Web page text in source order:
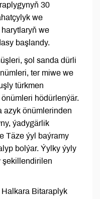
30
we
we
başlandy.
şol sanda dürli
ter miwe we
türkmen
hödürlenýär.
azyk önümlerinden
ýadygärlik
Täze ýyl baýramy
bolýar. Ýylky ýyly
şekillendirilen
Halkara Bitaraplyk